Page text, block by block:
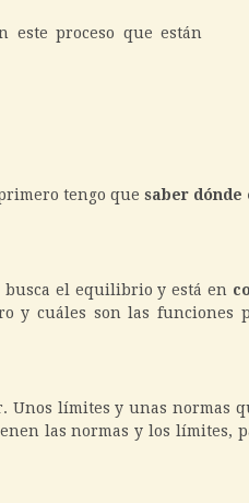
este proceso que están
tengo que saber dónde
busca el equilibrio y está en
cuáles son las funciones
Unos límites y unas normas
las normas y los límites,